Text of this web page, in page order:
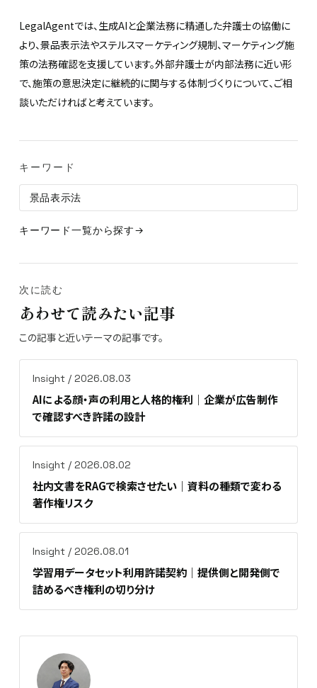
LegalAgentでは、生成AIと企業法務に精通した弁護士の協働に
より、景品表示法やステルスマーケティング規制、マーケティング施
策の法務確認を支援しています。外部弁護士が内部法務に近い形
で、施策の意思決定に継続的に関与する体制づくりについて、ご相
談いただければと考えています。
キーワード
景品表示法
キーワード一覧から探す
次に読む
あわせて読みたい記事
この記事と近いテーマの記事です。
Insight / 2026.08.03
AIによる顔・声の利用と人格的権利｜企業が広告制作
で確認すべき許諾の設計
Insight / 2026.08.02
社内文書をRAGで検索させたい｜資料の種類で変わる
著作権リスク
Insight / 2026.08.01
学習用データセット利用許諾契約｜提供側と開発側で
詰めるべき権利の切り分け